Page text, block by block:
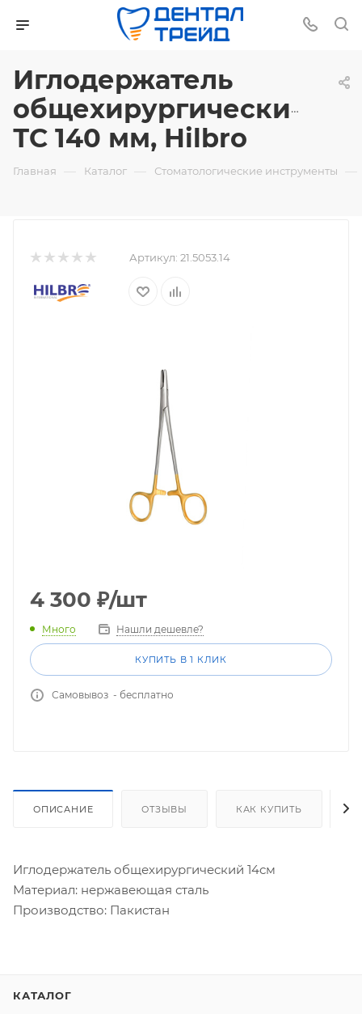
Иглодержатель
общехирургический,
ТС 140 мм, Hilbro
Главная — Каталог — Стоматологические инструменты —
Артикул: 21.5053.14
4 300 ₽/шт
Много Нашли дешевле?
КУПИТЬ В 1 КЛИК
Самовывоз - бесплатно
ОПИСАНИЕ ОТЗЫВЫ КАК КУПИТЬ
Иглодержатель общехирургический 14см
Материал: нержавеющая сталь
Производство: Пакистан
КАТАЛОГ